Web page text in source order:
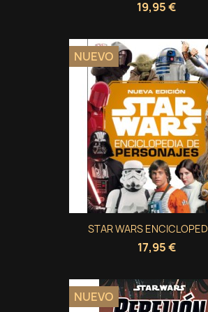
19,95 €
STAR WARS
17,95 €
NUEVO
NUEVO